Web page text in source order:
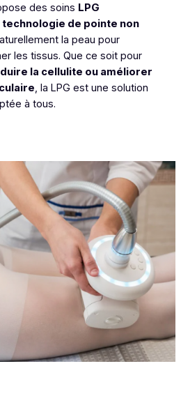
des soins LPG
de pointe non
la peau pour
les tissus. Que ce soit pour
la cellulite ou améliorer
, la LPG est une solution
à tous.